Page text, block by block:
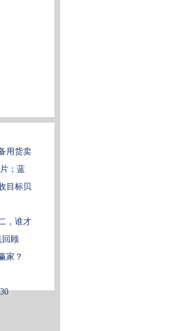
用货卖
；蓝
目标贝
，谁才
回顾
家？